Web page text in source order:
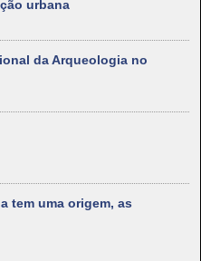
urbana
da Arqueologia no
tem uma origem, as